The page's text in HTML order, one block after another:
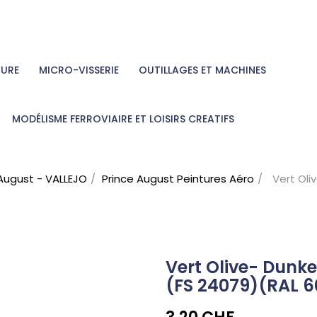
MICRO-VISSERIE OUTILLAGES ET MACHINES
MODÉLISME FERROVIAIRE ET LOISIRS CREATIFS
- VALLEJO Prince August Peintures Aéro Vert
Vert Olive-
(FS 24079)(RAL